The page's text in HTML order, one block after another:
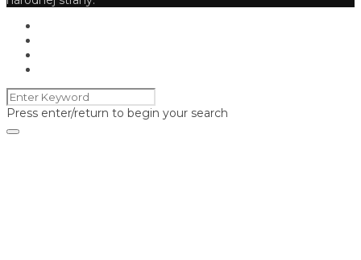
Press enter/return to begin your search